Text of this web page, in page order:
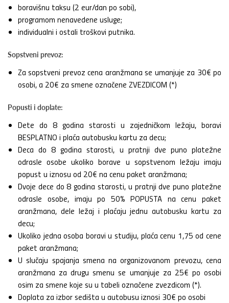
boravišnu taksu (2 eur/dan po sobi),
programom nenavedene usluge;
individualni i ostali troškovi putnika.
Sopstveni prevoz:
Za sopstveni prevoz cena aranžmana se umanjuje za 30€ po
osobi, a 20€ za smene označene ZVEZDICOM (*)
Popusti i doplate:
Dete do 8 godina starosti u zajedničkom ležaju, boravi
BESPLATNO i plaća autobusku kartu za decu;
Deca do 8 godina starosti, u pratnji dve puno platežne
odrasle osobe ukoliko borave u sopstvenom ležaju imaju
popust u iznosu od 20€ na cenu paket aranžmana;
Dvoje dece do 8 godina starosti, u pratnji dve puno platežne
odrasle osobe, imaju po 50% POPUSTA na cenu paket
aranžmana, dele ležaj i plaćaju jednu autobusku kartu za
decu;
Ukoliko jedna osoba boravi u studiju, plaća cenu 1,75 od cene
paket aranžmana;
U slučaju spajanja smena na organizovanom prevozu, cena
aranžmana za drugu smenu se umanjuje za 25€ po osobi
osim za smene koje su u tabeli označene zvezdicom (*).
Doplata za izbor sedišta u autobusu iznosi 30€ po osobi